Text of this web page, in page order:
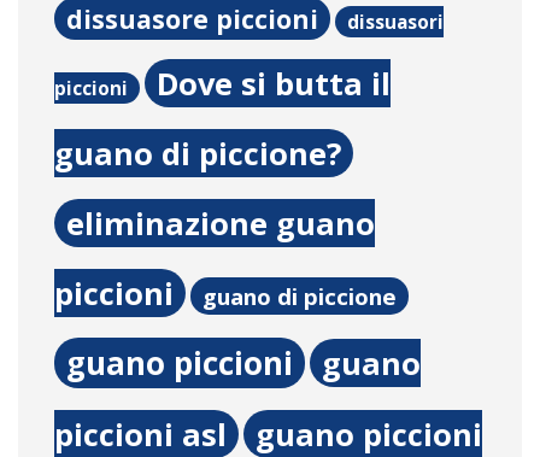
dissuasore piccioni dissuasori
piccioni
Dove si butta il
guano di piccione?
eliminazione guano
piccioni
guano di piccione
guano piccioni
guano
piccioni asl
guano piccioni